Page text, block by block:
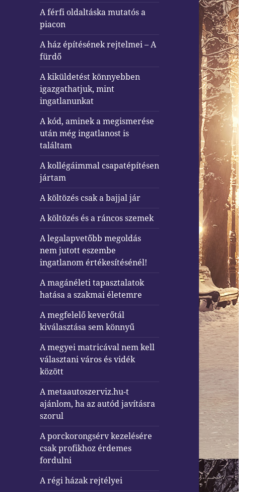
A férfi oldaltáska mutatós a
piacon
A ház építésének rejtelmei – A
fürdő
A kiküldetést könnyebben
igazgathatjuk, mint
ingatlanunkat
A kód, aminek a megismerése
után még ingatlanost is
találtam
A kollégáimmal csapatépítésen
jártam
A költözés csak a bajjal jár
A költözés és a ráncos szemek
A legalapvetőbb megoldás
nem jutott eszembe
ingatlanom értékesítésénél!
A magánéleti tapasztalatok
hatása a szakmai életemre
A megfelelő keverőtál
kiválasztása sem könnyű
A megyei matricával nem kell
választani város és vidék
között
A metaautoszerviz.hu-t
ajánlom, ha az autód javításra
szorul
A porckorongsérv kezelésére
csak profikhoz érdemes
fordulni
A régi házak rejtélyei